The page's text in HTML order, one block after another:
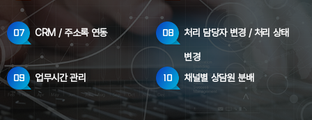
07 CRM / 주소록 연동 08 처리 담당자 변경 /처리 상태
변경
09 업무시간 관리 10 채널별 상담원 분배